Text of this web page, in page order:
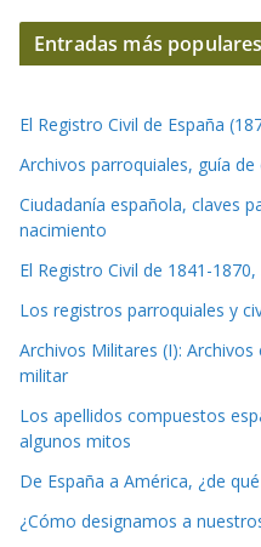
Entradas más populares
El Registro Civil de España
Archivos parroquiales, guía de
Ciudadanía española, claves
nacimiento
El Registro Civil de 1841-
Los registros parroquiales y
Archivos Militares (I):
militar
Los apellidos compuestos
algunos mitos
De España a América, ¿de
¿Cómo designamos a